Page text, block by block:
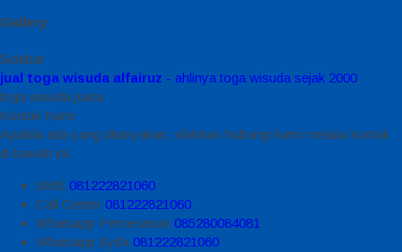
Gallery
Sidebar
jual toga wisuda alfairuz - ahlinya toga wisuda sejak 2000
toga wisuda juara
Kontak Kami
Apabila ada yang ditanyakan, silahkan hubungi kami melalui kontak
di bawah ini.
SMS 081222821060
Call Center 081222821060
Whatsapp Pemesanan 085280084081
Whatsapp Syifa 081222821060